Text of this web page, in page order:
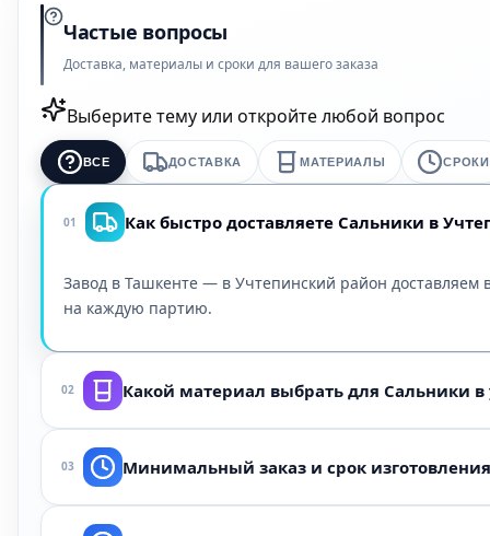
Частые вопросы
Доставка, материалы и сроки для вашего заказа
Выберите тему или откройте любой вопрос
ВСЕ ДОСТАВКА МАТЕРИАЛЫ СРОКИ
01 Как быстро доставляете Сальники в
Завод в Ташкенте — в Учтепинский район доставляем
на каждую партию.
02 Какой материал выбрать для Сальники
Зависит от среды (масло, вода, пар, химия),
Учтепинский район. Ниже — краткая таблица по
03 Минимальный заказ и срок
От 100 штук (или от одной партии для